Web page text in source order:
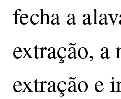
fecha a
extração, a
extração e